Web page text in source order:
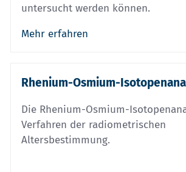
untersucht werden können.
Mehr erfahren
Rhenium-Osmium-
Die Rhenium-Osmium-
Verfahren der radiometrischen
Altersbestimmung.